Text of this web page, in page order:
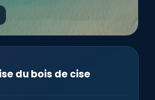
du bois de cise